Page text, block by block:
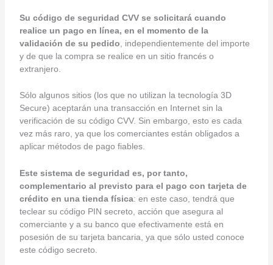
Su código de seguridad CVV se solicitará cuando
realice un pago en línea, en el momento de la
validación de su pedido , independientemente del importe
y de que la compra se realice en un sitio francés o
extranjero.
Sólo algunos sitios (los que no utilizan la tecnología 3D
Secure) aceptarán una transacción en Internet sin la
verificación de su código CVV. Sin embargo, esto es cada
vez más raro, ya que los comerciantes están obligados a
aplicar métodos de pago fiables.
Este sistema de seguridad es, por tanto,
complementario al previsto para el pago con tarjeta de
crédito en una tienda física: en este caso, tendrá que
teclear su código PIN secreto, acción que asegura al
comerciante y a su banco que efectivamente está en
posesión de su tarjeta bancaria, ya que sólo usted conoce
este código secreto.